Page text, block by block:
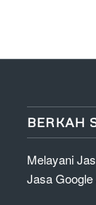
BERKAH
Melayani
Jasa